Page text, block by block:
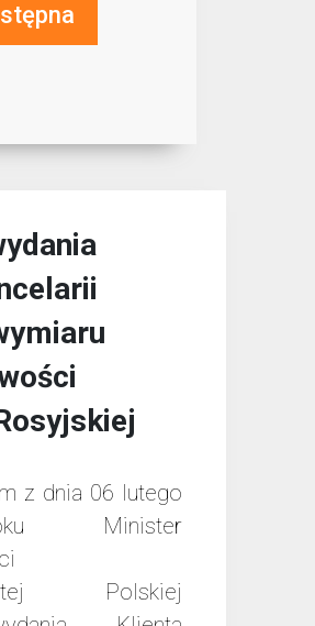
z dnia 06 lutego
Minister
Polskiej